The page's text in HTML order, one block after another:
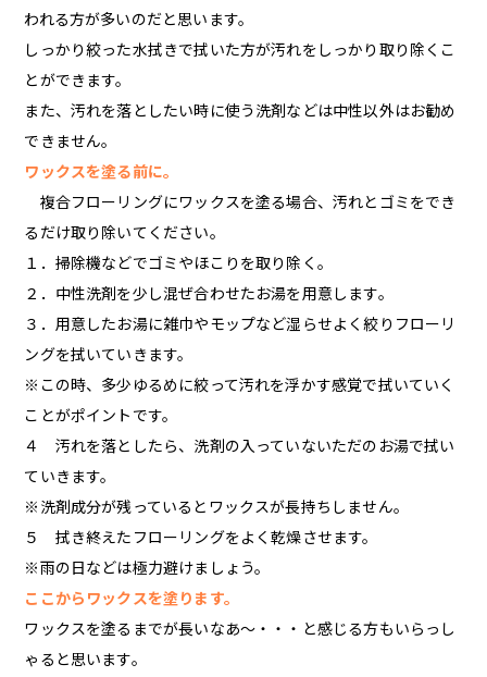
われる方が多いのだと思います。
しっかり絞った水拭きで拭いた方が汚れをしっかり取り除くこ
とができます。
また、汚れを落としたい時に使う洗剤などは中性以外はお勧め
できません。
ワックスを塗る前に。
複合フローリングにワックスを塗る場合、汚れとゴミをでき
るだけ取り除いてください。
１．掃除機などでゴミやほこりを取り除く。
２．中性洗剤を少し混ぜ合わせたお湯を用意します。
３．用意したお湯に雑巾やモップなど湿らせよく絞りフローリ
ングを拭いていきます。
※この時、多少ゆるめに絞って汚れを浮かす感覚で拭いていく
ことがポイントです。
４ 汚れを落としたら、洗剤の入っていないただのお湯で拭い
ていきます。
※洗剤成分が残っているとワックスが長持ちしません。
５ 拭き終えたフローリングをよく乾燥させます。
※雨の日などは極力避けましょう。
ここからワックスを塗ります。
ワックスを塗るまでが長いなあ～・・・と感じる方もいらっし
ゃると思います。